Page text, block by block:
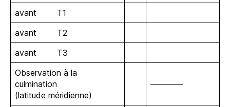
avant T1
avant T2
avant T3
Observation à la
culmination
(latitude méridienne)
————